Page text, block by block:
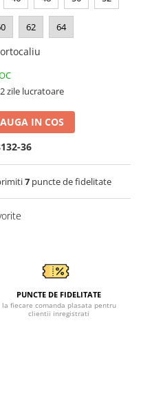
62 64
zile lucratoare
IN COS
36
7 puncte de fidelitate
PUNCTE DE FIDELITATE
la fiecare comanda plasata pentru
clientii inregistrati